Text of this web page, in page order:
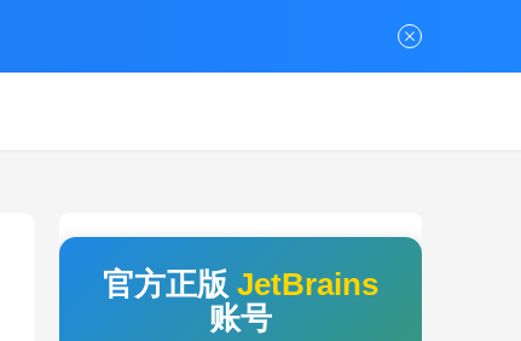
官方正版 JetBrains
账号